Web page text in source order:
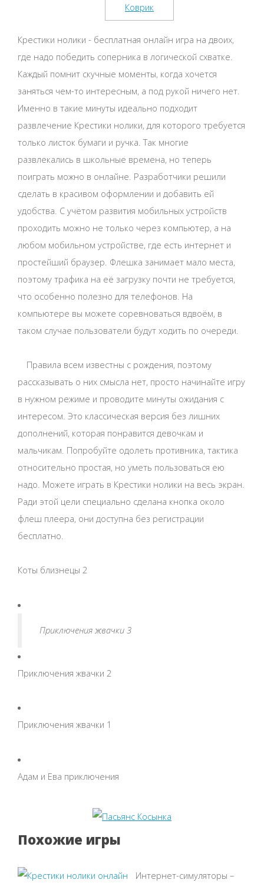
Крестики нолики - бесплатная онлайн игра на двоих,
где надо победить соперника в логической схватке.
Каждый помнит скучные моменты, когда хочется
заняться чем-то интересным, а под рукой ничего нет.
Именно в такие минуты идеально подходит
развлечение Крестики нолики, для которого требуется
только листок бумаги и ручка. Так многие
развлекались в школьные времена, но теперь
поиграть можно в онлайне. Разработчики решили
сделать в красивом оформлении и добавить ей
удобства. С учётом развития мобильных устройств
проходить можно не только через компьютер, а на
любом мобильном устройстве, где есть интернет и
простейший браузер. Флешка занимает мало места,
поэтому трафика на её загрузку почти не требуется,
что особенно полезно для телефонов. На
компьютере вы можете соревноваться вдвоём, в
таком случае пользователи будут ходить по очереди.
Правила всем известны с рождения, поэтому
рассказывать о них смысла нет, просто начинайте игру
в нужном режиме и проводите минуты ожидания с
интересом. Это классическая версия без лишних
дополнений, которая понравится девочкам и
мальчикам. Попробуйте одолеть противника, тактика
относительно простая, но уметь пользоваться ею
надо. Можете играть в Крестики нолики на весь экран.
Ради этой цели специально сделана кнопка около
флеш плеера, они доступна без регистрации
бесплатно.
Коты близнецы 2
Приключения жвачки 3
Приключения жвачки 2
Приключения жвачки 1
Адам и Ева приключения
Похожие игры
Интернет-симуляторы –